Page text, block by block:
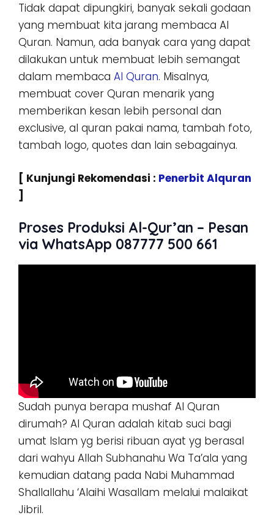
Tidak dapat dipungkiri, banyak sekali godaan
yang membuat kita jarang membaca Al
Quran. Namun, ada banyak cara yang dapat
dilakukan untuk membuat lebih semangat
dalam membaca Al Quran. Misalnya,
membuat cover Quran menarik yang
memberikan kesan lebih personal dan
exclusive, al quran pakai nama, tambah foto,
tambah logo, quotes dan lain sebagainya.
[ Kunjungi Rekomendasi : Penerbit Alquran
]
Proses Produksi Al-Qur’an – Pesan
via WhatsApp 087777 500 661
Sudah punya berapa mushaf Al Quran
dirumah? Al Quran adalah kitab suci bagi
umat Islam yg berisi ribuan ayat yg berasal
dari wahyu Allah Subhanahu Wa Ta’ala yang
kemudian datang pada Nabi Muhammad
Shallallahu ‘Alaihi Wasallam melalui malaikat
Jibril.